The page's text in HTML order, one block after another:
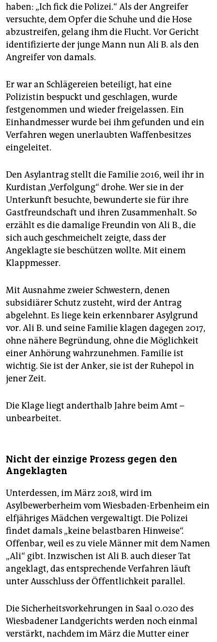
haben: „Ich fick die Polizei.“ Als der Angreifer
versuchte, dem Opfer die Schuhe und die Hose
abzustreifen, gelang ihm die Flucht. Vor Gericht
identifizierte der junge Mann nun Ali B. als den
Angreifer von damals.
Er war an Schlägereien beteiligt, hat eine
Polizistin bespuckt und geschlagen, wurde
festgenommen und wieder freigelassen. Ein
Einhandmesser wurde bei ihm gefunden und ein
Verfahren wegen unerlaubten Waffenbesitzes
eingeleitet.
Den Asylantrag stellt die Familie 2016, weil ihr in
Kurdistan „Verfolgung“ drohe. Wer sie in der
Unterkunft besuchte, bewunderte sie für ihre
Gastfreundschaft und ihren Zusammenhalt. So
erzählt es die damalige Freundin von Ali B., die
sich auch geschmeichelt zeigte, dass der
Angeklagte sie beschützen wollte. Mit einem
Klappmesser.
Mit Ausnahme zweier Schwestern, denen
subsidiärer Schutz zusteht, wird der Antrag
abgelehnt. Es liege kein erkennbarer Asylgrund
vor. Ali B. und seine Familie klagen dagegen 2017,
ohne nähere Begründung, ohne die Möglichkeit
einer Anhörung wahrzunehmen. Familie ist
wichtig. Sie ist der Anker, sie ist der Ruhepol in
jener Zeit.
Die Klage liegt anderthalb Jahre beim Amt –
unbearbeitet.
Nicht der einzige Prozess gegen den
Angeklagten
Unterdessen, im März 2018, wird im
Asylbewerberheim vom Wiesbaden-Erbenheim ein
elfjähriges Mädchen vergewaltigt. Die Polizei
findet damals „keine belastbaren Hinweise“.
Offenbar, weil es zu viele Männer mit dem Namen
„Ali“ gibt. Inzwischen ist Ali B. auch dieser Tat
angeklagt, das entsprechende Verfahren läuft
unter Ausschluss der Öffentlichkeit parallel.
Die Sicherheitsvorkehrungen in Saal 0.020 des
Wiesbadener Landgerichts werden noch einmal
verstärkt, nachdem im März die Mutter einer